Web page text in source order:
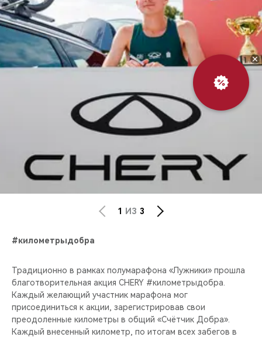
1 ИЗ 3
#километрыдобра
Традиционно в рамках полумарафона «Лужники» прошла
благотворительная акция CHERY #километрыдобра.
Каждый желающий участник марафона мог
присоединиться к акции, зарегистрировав свои
преодоленные километры в общий «Счётчик Добра».
Каждый внесенный километр, по итогам всех забегов в
Выгодный
обмен